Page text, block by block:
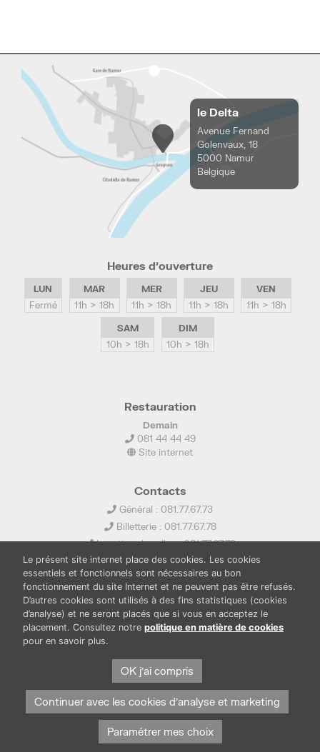
le Delta
Avenue Fernand
Golenvaux, 18
5000 Namur
Belgique
Heures d’ouverture
LUN
Fermé
MAR
11h > 18h
MER
11h > 18h
JEU
11h > 18h
VEN
11h > 18h
SAM
10h > 18h
DIM
10h > 18h
Restauration
Demain
081 44 44 49
Site internet
Contacts
Général : 081.77.67.73
Billetterie : 081.77.67.78
Location de salles : 081.77.67.79
info@ledelta.be
BOUTIQUE
Protection des données et cookies
Mentions légales
Le présent site internet place des cookies. Les cookies
essentiels et fonctionnels sont nécessaires au bon
fonctionnement du site Internet et ne peuvent pas être refusés.
D’autres cookies sont utilisés à des fins statistiques (cookies
d’analyse) et ne seront placés que si vous en acceptez le
placement. Consultez notre politique en matière de cookies
pour en savoir plus.
OK j'ai compris
Continuer avec les cookies d'analyse et marketing
Paramétrer mes choix